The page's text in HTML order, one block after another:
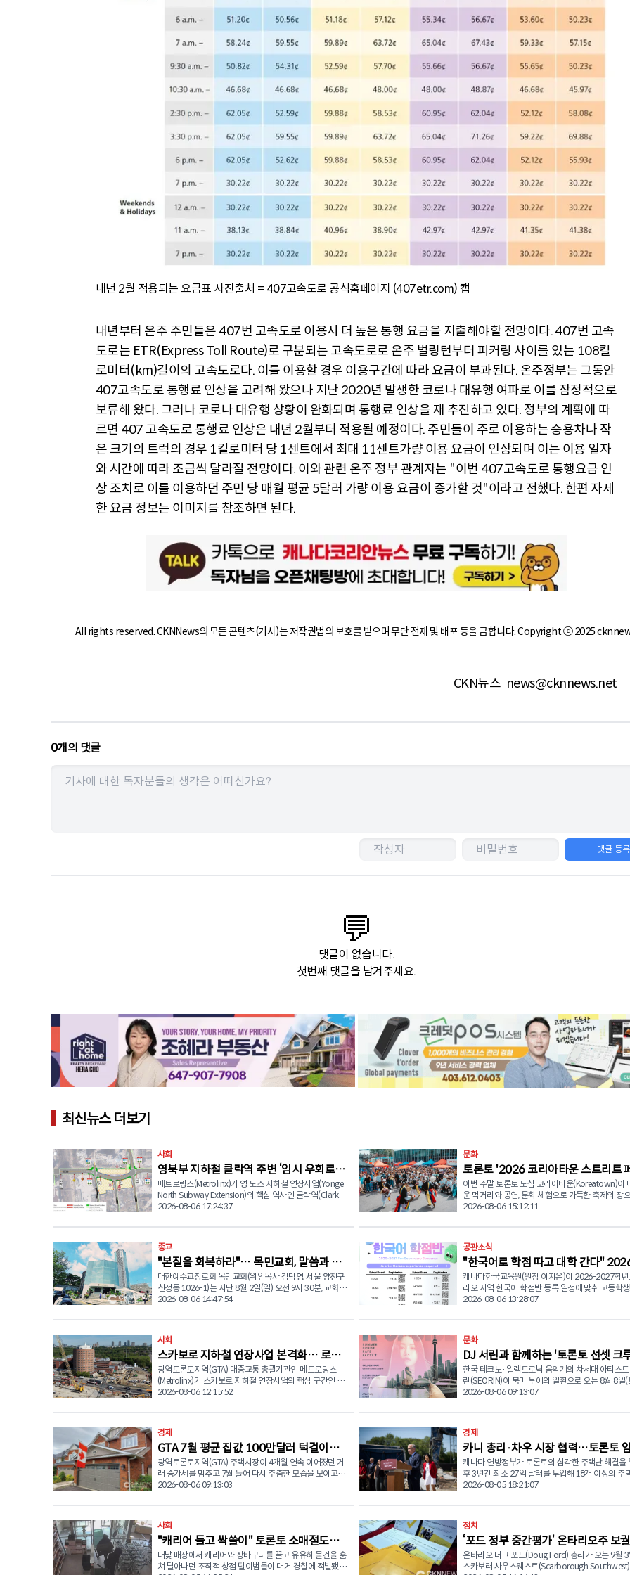
내년 2월 적용되는 요금표 사진출처 = 407고속도로 공식홈페이지 (407etr.com) 캡
내년부터 온주 주민들은 407번 고속도로 이용시 더 높은 통행 요금을 지출해야할 전망이다. 407번 고속
도로는 ETR(Express Toll Route)로 구분되는 고속도로로 온주 벌링턴부터 피커링 사이를 있는 108킬
로미터(km)길이의 고속도로다. 이를 이용할 경우 이용구간에 따라 요금이 부과된다. 온주정부는 그동안
407고속도로 통행료 인상을 고려해 왔으나 지난 2020년 발생한 코로나 대유행 여파로 이를 잠정적으로
보류해 왔다. 그러나 코로나 대유행 상황이 완화되며 통행료 인상을 재 추진하고 있다. 정부의 계획에 따
르면 407 고속도로 통행료 인상은 내년 2월부터 적용될 예정이다. 주민들이 주로 이용하는 승용차나 작
은 크기의 트럭의 경우 1킬로미터 당 1센트에서 최대 11센트가량 이용 요금이 인상되며 이는 이용 일자
와 시간에 따라 조금씩 달라질 전망이다. 이와 관련 온주 정부 관계자는 "이번 407고속도로 통행요금 인
상 조치로 이를 이용하던 주민 당 매월 평균 5달러 가량 이용 요금이 증가할 것"이라고 전했다. 한편 자세
한 요금 정보는 이미지를 참조하면 된다.
All rights reserved. CKNNews의 모든 콘텐츠(기사)는 저작권법의 보호를 받으며 무단 전재 및 배포 등을 금합니다. Copyright ⓒ 2025
CKN뉴스 news@cknnews.net
0개의 댓글
댓글 등록
💬
댓글이 없습니다.
첫번째 댓글을 남겨주세요.
최신뉴스 더보기
사회
영북부 지하철 클락역 주변 ‘임시 우회로’
전환… “영 스트리트 바뀐다”
메트로링스(Metrolinx)가 영 노스 지하철 연장사업(Yonge
North Subway Extension)의 핵심 역사인 클락역(Clark
Station) 건설을 위해 영 스트리트(Yonge Street) 일부 구간
도착에 앞서 공간을 확보하기 위해 글렌 캐머런 로드(Glen
Cameron Rd.)에서 클락 애비뉴(Clark Ave.) 직후 구간까
지 기존 영 스트리트 구간을 새로 마련된 동쪽 임시 우회로
로 전환한다. 해당 구간은 과거 한인동포들이 자주 찾던 마
이마이치킨, 조선옥 식당, 페리카나치킨, 고노에 스시 등이
있던 상가 건물과 주차장 지역이다. 영 노스 지하철 연장사
업은 총 56억 캐나다달러가 투입되는 대형 교통 인프라 사
약 8킬로미터 연장해 모두 5개(스틸, 클락, 로얄오챨드, 브릿
는 지난주 터널굴착기(TBM)가 출발하는 발진구(Launch
Shaft) 굴착 공사를 완료하며 주요 공정의 첫 단계를 마무리
했다. 앞으로 터널굴착기는 약 6킬로미터 이상을 굴착하며
신규 역사 구간을 연결하게 된다. 메트로링스 측은 "클락역
터널 공사에 앞서 별도로 먼저 역사 구조물을 건설하기 위
해 영 스트리트 쏜힐지역 일부 도로를 임시로 우회하는 작
지할 수 있어 교통 혼잡을 줄이고 공사를 보다 안정적으로
진행할 수 있다"며 "공사가 끝나면 영 스트리트는 기존 위치
로 다시 복구될 예정"이라고 밝혔다. 공사 기간 해당 구간의
제한 속도는 시속 40km로 하향 조정되며 광역버스(YRT,
VIVA, GO) 정류장 역시 임시 이전되어 운영된다 © 2026
CANADA KOREAN NETWORK NEWS (CKN뉴스)
2026-08-06 17:24:37
문화
토론토 '2026 코리아타운 스트리트
티벌' 개최
이번 주말 토론토 도심 코리아타운(Koreatown)이
운 먹거리와 공연, 문화 체험으로 가득한 축제의 장
신한다. 오는 8월 8일(토) 오후 1시부터 8시까지 블루어 스
Ave.) 일대에서 '한인타운 스트리트 페스티벌
Street Festival)'이 개최된다. 이번 행사는 토론토에서 가장
활기찬 지역 중 하나인 한인타운의 풍경과 소리, 맛
리에서 경험할 수 있는 다채로운 프로그램으로 꾸
이다. ■ 한국 전통 국악부터 현대 시티팝까지 다채로운 공
연 방문객들은 다양한 한국 음식을 맛보는 것은 물론, 현장
인터랙티브 활동과 라이브 공연을 통해 한국 문화
(KTMAC)가 참여해 소리와 무용, 사물놀이 등 한국
(Next Perfect Day)'가 시티팝 음악을 현대적 감각
석한 무대를 선보이며 축제 분위기를 한층 돋울 예
■ 대중교통 이용 권장... 지역 상권 활성화 기대 공연 외에
도 지역 소상공인들이 참여하는 마케팅 행사와 문
램, 가족 단위 방문객을 위한 다양한 체험 활동이 오
펼쳐진다. 세부 프로그램 일정은 한인타운 비즈니
되는 만큼 자가용보다는 대중교통 이용을 권장했다. 이번
행사 입장료는 무료이며 TTC 배서스트(Bathurst)
크리스티(Christie)역에서 하차하여 도보로 행사장
하는 것이 좋다. © 2026 CANADA KOREAN NETWORK
NEWS (CKN뉴스)
2026-08-06 15:12:11
종교
"본질을 회복하라"… 목민교회, 말씀과 나
눔으로 드린 주일예배
대한예수교장로회 목민교회(위임목사 김덕영, 서울 양천구
신정동 1026-1)는 지난 8월 2일(일) 오전 9시 30분, 교회 본
당에서 주일 2부 예배를 드리며 신앙의 본질을 되새기고, 베
이날 예배는 박광남 장로의 대표기도로 시작됐으며, 예루살
렘 찬양대가 '사랑합니다 나의 하나님' 을 찬양하며 예배의
은혜를 더했다. 이어 김덕영 위임목사는 누가복음 5장
27~39절 말씀을 본문으로 '본질을 추구하는 신앙' 이라는
제목의 설교를 전했다. 김 목사는 신앙생활 속에서 형식에
머무르거나 영적 성장이 멈추는 모습을 경계해야 한다며, 하
나님께서 원하시는 신앙의 본질을 회복해야 한다고 강조했
께서 세리 레위를 먼저 찾아가 부르셨던 것처럼 주님은 죄
님의 은혜를 기억해야 한다고 말했다. 둘째, 레위가 예수님
의 부르심에 즉시 순종해 삶을 변화시켰던 것처럼 성도들도
자신의 삶을 예수 그리스도를 위해 결단하는 믿음의 자세를
가져야 한다고 당부했다. 셋째, 예수께서 말씀하신 '새 포도
주는 새 부대에' 라는 비유를 통해 낡은 신앙의 틀과 습관을
내려놓고 하나님의 말씀을 받아들일 수 있는 새로운 마음을
특별헌금도 진행했다. 교회는 '섬김으로 하나님 사랑, 나눔
으로 이웃 사랑' 이라는 공동체의 핵심 가치를 실천하기 위
해 피해 복구와 긴급구호를 위한 성금을 모금했으며, 성도들
은 국경을 넘어 어려움을 겪고 있는 이웃들을 위해 정성을
모았다. 예배에 참석한 한 성도는 "이번 말씀을 통해 신앙의
2026-08-06 14:47:54
공관소식
"한국어로 학점 따고 대학 간다"
2027 한국어 학점반 모집
캐나다한국교육원(원장 이지은)이 2026-2027학
리오 지역 한국어 학점반 등록 일정에 맞춰 고등학
부모들의 적극적인 관심과 참여를 당부했다. 한국어는 온타
생들은 한국어와 한국문화를 배우며 고등학교 졸업
한 학점을 취득할 수 있다. 특히 12학년 한국어 과정
(LKKDU)은 대학 지원 시 활용할 수 있는 대학 입학
(University Level, U) 과목으로 인정되어, 한국어에
동포 학생들에게 입시 전략상 유리한 선택과목이 될
다. 다만 대학 및 전공별 반영 기준은 개별 확인이 필
이번 한국어 학점반은 온타리오 지역 주요 교육청
지도교사(Guidance Counselor)와의 상담을 통해
학점반 수강생들을 위해 한국 문화 체험 활동을 지
우수 학생을 대상으로 한국어능력시험(TOPIK) 응
및 2027년 코리아데이 한국어말하기대회 개최 등
프로그램도 함께 추진할 예정이다. 캐나다한국교육원은 한
국어 학점반 학생들을 위해 다양한 지원 프로그램도
운영한다. 한국문화 체험 프로그램을 비롯해 우수
는 다양한 기회를 제공할 계획이다. 또한 캐나다한국교육원
은 캐나다한인교육자협회(KCEN, 회장 김지은)와
'현직 고교 교장 및 교사가 들려주는 슬기로운 고교
명회' 를 개최한다. 설명회는 8월 25일부터 9월 6일까지 한
인여성회, 큰빛교회, 예수성심천주교회 등에서 총 3
2026-08-06 13:28:07
사회
스카보로 지하철 연장사업 본격화… 로렌
스·맥콴역 공사 착공
광역토론토지역(GTA) 대중교통 총괄기관인 메트로링스
(Metrolinx)가 스카보로 지하철 연장사업의 핵심 구간인 로
렌스 앤 맥콴역(Lawrence and McCowan station) 건설
을 발표한 데 이어, 메트로링스는 공사가 본격화됨에 따라
현장 최신 진행 상황과 조감도를 공개했다. 스카보로 지하
철 연장사업은 폐선된 스카보로 RT(Scarborough RT) 를
대체하는 사업으로, 토론토 지하철 2호선을 기존 케네디역
에서 북쪽으로 7.8킬로미터 연장하는 프로젝트다. 총 사업
비는 100억 캐나다달러 이상이 투입되는 온타리오주의 대
표적인 대형 교통사업 가운데 하나다. 신설되는 로렌스-맥
승객이 이용할 것으로 전망된다. 2019년 기준 평균 출퇴근
역과 비교해 지역 맞춤형 규모로 건설된다. 해당 역사는 지
역 주민들의 교통 편의를 높일 뿐만 아니라 스카보로 헬스
네트워크 종합병원 등 인근 약 3,500개의 일자리 접근성을
크게 개선할 것으로 기대된다. 아울러 스카보로 전역을 잇
는 버스 노선이 환승할 수 있는 환승 터미널도 함께 구축된
2026-08-06 12:15:52
문화
DJ 서린과 함께하는 '토론토 선셋 크
레이브 파티'
한국 테크노·일렉트로닉 음악계의 차세대 아티스
린(SEORIN)이 북미 투어의 일환으로 오는 8월 8일(
론토를 찾아 온타리오 호수 위에서 펼쳐지는 대규모
(North America Tour)'는 8월 7일 캘거리 공연을
토론토를 거쳐 8월 13일부터 15일까지 미국 뉴욕
지는 일정으로 진행된다. 토론토 공연은 FBS와 ESCape가
공동 주최하고 LEKA와 82Party가 협찬하는 '이클
루즈(ECLIPSE K-CRUISE) 선셋 크루즈 레이브 파
련된다. 행사는 8월 8일(토) 오후 6시부터 11시까지 토론토
하버프론트 양키 레이디 III(YANKEE LADY III, 259
셔리 크루즈 위에서 진행되는 오픈에어(Open-Air)
브 DJ 공연을 즐길 수 있는 것이 가장 큰 특징이다. 주최 측
은 공연 참가자들에게 가벼운 다과를 제공하며, 한
호수 위에서 한국 일렉트로닉 음악과 함께 색다른
위기를 선사할 예정이라고 밝혔다. 크루즈 공연 종료 후에
는 토론토 던다스 스트리트 웨스트 82Party(793
2026-08-06 09:13:07
경제
GTA 7월 평균 집값 100만달러 턱걸이…
거래 꺾이고 매물도 증발
광역토론토지역(GTA) 주택시장이 4개월 연속 이어졌던 거
래 증가세를 멈추고 7월 들어 다시 주춤한 모습을 보이고 있
다. 토론토지역부동산위원회(TRREB)가 발표한 7월 시장
로 지난해 같은 기간보다 0.9% 감소했다. 다만 계절적 요인
을 반영한 기준으로는 6월보다 3.2% 증가한 것으로 집계됐
다. 7월 평균 거래가격은 100만3,956 달러로 지난해 같은
기간보다 4.5% 하락했으며 일반적인 주택 가격 흐름을 보
여주는 기준가격 역시 4.6% 낮아졌다. 시장에 새롭게 나온
매물도 감소했다. 7월 신규 매물은 1만4,484건으로 전년 대
2026-08-06 09:13:03
경제
카니 총리·차우 시장 협력…토론토
택 5,600세대 공급 발표
캐나다 연방정부가 토론토의 심각한 주택난 해결을
후 3년간 최소 27억 달러를 투입해 18개 이상의 주
사업을 추진한다. 마크 카니(Mark Carney) 연방 총리는 5일
회견을 열고 대규모 주택 공급 계획을 발표했다. 이번 투자
로 5,600가구 이상의 신규 임대주택이 공급될 예정
가운데 최소 1,800가구는 저렴한 임대주택
Housing) 또는 임대료 규제(Rent-Control)가 적용
택으로 조성된다. 카니 총리는 "올해 말까지 약 4,500가구
의 주택 공사를 시작하는 것이 목표"라며 "수십 년
2026-08-05 18:21:07
사회
"캐리어 들고 싹쓸이" 토론토 소매절도
546명 검거…훔친 물건 재유통
대낮 매장에서 캐리어와 장바구니를 끌고 유유히 물건을 훔
쳐 달아나던 조직적 상점 털이범들이 대거 경찰에 적발됐
정치
‘포드 정부 중간평가’ 온타리오주 보
3곳 확정
온타리오 더그 포드(Doug Ford) 총리가 오는 9월
스카보러 사우스웨스트(Scarborough